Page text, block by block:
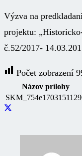
Výzva na
projektu:
č.52/2017-
Počet zobrazení
Názov prílohy